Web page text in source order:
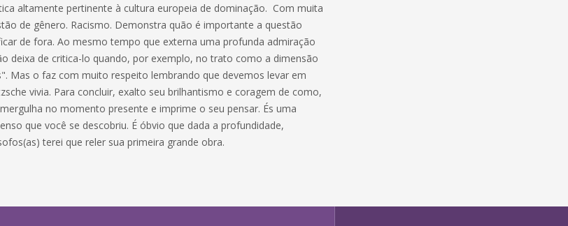
altamente pertinente à cultura europeia de dominação. Com muita
de gênero. Racismo. Demonstra quão é importante a questão
de fora. Ao mesmo tempo que externa uma profunda admiração
deixa de critica-lo quando, por exemplo, no trato como a dimensão
Mas o faz com muito respeito lembrando que devemos levar em
vivia. Para concluir, exalto seu brilhantismo e coragem de como,
no momento presente e imprime o seu pensar. És uma
que você se descobriu. É óbvio que dada a profundidade,
terei que reler sua primeira grande obra.